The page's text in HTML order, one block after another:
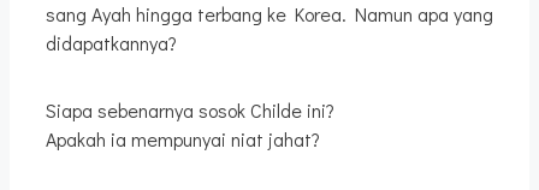
sang Ayah hingga terbang ke Korea. Namun apa yang
didapatkannya?
Siapa sebenarnya sosok Childe ini?
Apakah ia mempunyai niat jahat?